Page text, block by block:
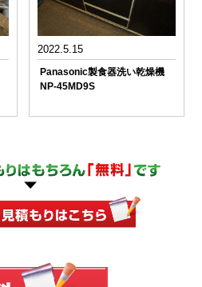
2022.5.15
Panasonic製食器洗い乾燥機
NP-45MD9S